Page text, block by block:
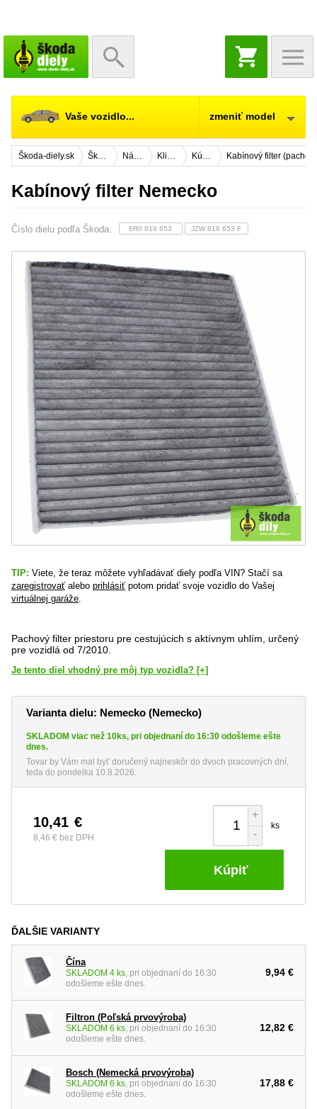
NÁKUPNÝ
KOŠÍK
Vaše vozidlo... zmeniť model
Škoda-diely.sk Škoda Fabia 2 Náhradné diely Klimatizácia, kúrenie Kúrenie Kabínový filter
Kabínový filter Nemecko
Číslo dielu podľa Škoda: 6R0 819 653 JZW 819 653 F
TIP: Viete, že teraz môžete vyhľadávať diely podľa VIN? Stačí sa
zaregistrovať alebo prihlásiť potom pridať svoje vozidlo do Vašej
virtuálnej garáže
Pachový filter priestoru pre cestujúcich s aktívnym uhlím, určený
pre vozidlá od 7/2010.
Je tento diel vhodný pre môj typ vozidla? [+]
Varianta dielu: Nemecko (Nemecko)
SKLADOM viac než 10ks, pri objednaní do 16:30 odošleme ešte
dnes.
Tovar by Vám mal byť doručený najneskôr do dvoch pracovných dní,
teda do pondelka 10.8.2026.
10,41 €
8,46 € bez DPH -
+
ks
Kúpiť
ĎALŠIE VARIANTY
Čína
SKLADOM 4 ks , pri objednaní do 16:30
odošleme ešte dnes.
9,94 €
Filtron (Poľská prvovýroba)
SKLADOM 6 ks , pri objednaní do 16:30
odošleme ešte dnes.
12,82 €
Bosch (Nemecká prvovýroba)
SKLADOM 6 ks , pri objednaní do 16:30
odošleme ešte dnes.
17,88 €